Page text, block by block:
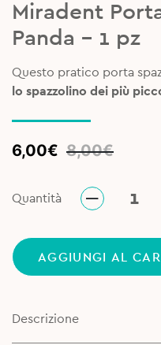
Miradent
Panda – 1 pz
Questo pratico porta
lo spazzolino dei più
8,00€
Original
8,00€.
6,00€
Current
6,00€.
Quantità
AGGIUNGI AL
Descrizione